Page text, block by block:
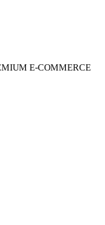
E-COMMERCE